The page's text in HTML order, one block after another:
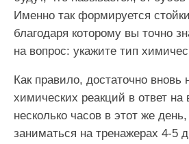
Именно так формируется
благодаря которому вы точно
на вопрос: укажите тип
Как правило, достаточно вновь
химических реакций в ответ на
несколько часов в этот же
заниматься на тренажерах 4-5